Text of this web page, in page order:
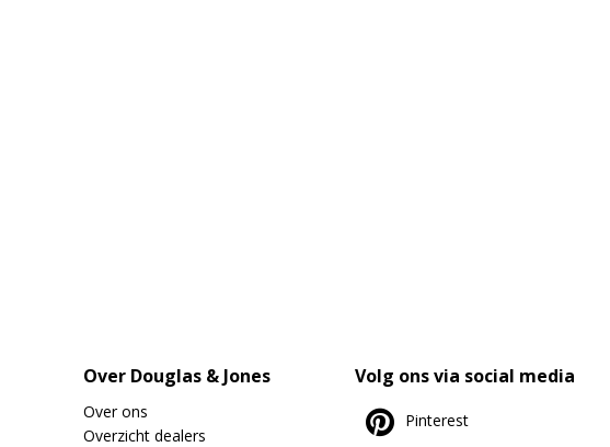
Over Douglas & Jones
Over ons
Overzicht dealers
Volg ons via social media
Pinterest